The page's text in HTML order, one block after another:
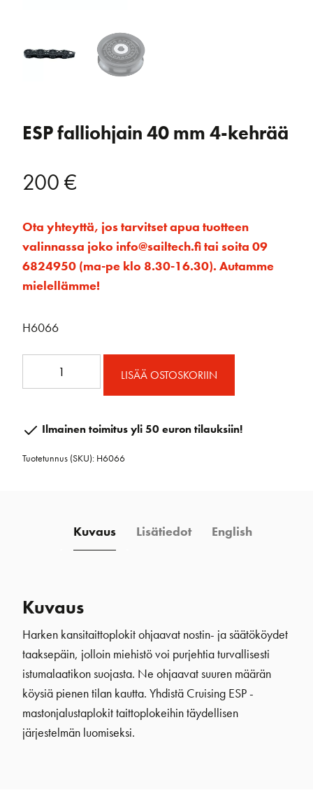
ESP falliohjain 40 mm 4-kehrää
200€
Ota yhteyttä, jos tarvitset apua tuotteen
valinnassa joko info@sailtech.fi tai soita 09
6824950 (ma-pe klo 8.30-16.30). Autamme
mielellämme!
H6066
mm
kehrää
LISÄÄ OSTOSKORIIN
Ilmainen toimitus yli 50 euron tilauksiin!
Tuotetunnus (SKU): H6066
Kuvaus Lisätiedot English
Kuvaus
Harken kansitaittoplokit ohjaavat nostin- ja säätököydet
taaksepäin, jolloin miehistö voi purjehtia turvallisesti
istumalaatikon suojasta. Ne ohjaavat suuren määrän
köysiä pienen tilan kautta. Yhdistä Cruising ESP -
mastonjalustaplokit taittoplokeihin täydellisen
järjestelmän luomiseksi.